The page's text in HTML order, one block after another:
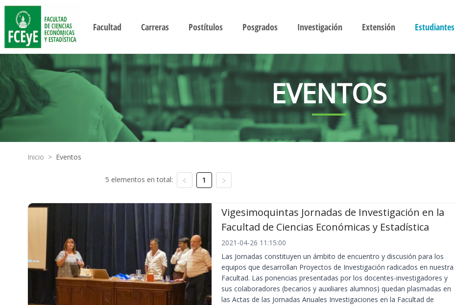
Facultad Carreras Postítulos Posgrados Investigación Extensión Estudiantes
EVENTOS
Inicio > Eventos
5 elementos en total: 1
Vigesimoquintas Jornadas de Investigación en la
Facultad de Ciencias Económicas y Estadística
2021-04-26 11:15:00
Las Jornadas constituyen un ámbito de encuentro y discusión para los
equipos que desarrollan Proyectos de Investigación radicados en nuestra
Facultad. Las ponencias presentadas por los docentes-investigadores y
sus colaboradores (becarios y auxiliares alumnos) quedan plasmadas en
las Actas de las Jornadas Anuales Investigaciones en la Facultad de